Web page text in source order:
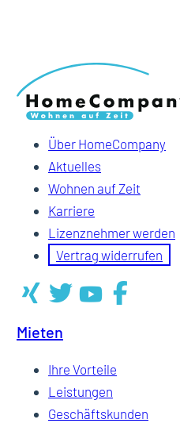
Über HomeCompany
Aktuelles
Wohnen auf Zeit
Karriere
Lizenznehmer werden
Vertrag widerrufen
Mieten
Ihre Vorteile
Leistungen
Geschäftskunden